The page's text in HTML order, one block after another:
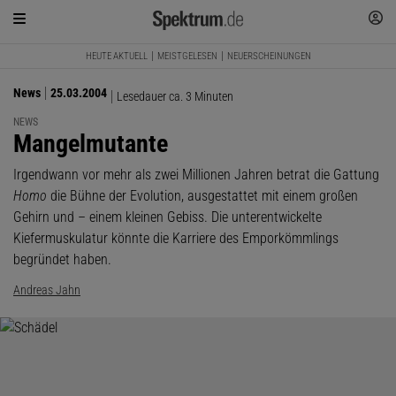
HEUTE AKTUELL MEISTGELESEN NEUERSCHEINUNGEN
News 25.03.2004 Lesedauer ca. 3 Minuten
NEWS
:
Mangelmutante
Irgendwann vor mehr als zwei Millionen Jahren betrat die Gattung
Homo die Bühne der Evolution, ausgestattet mit einem großen
Gehirn und – einem kleinen Gebiss. Die unterentwickelte
Kiefermuskulatur könnte die Karriere des Emporkömmlings
begründet haben.
Andreas Jahn